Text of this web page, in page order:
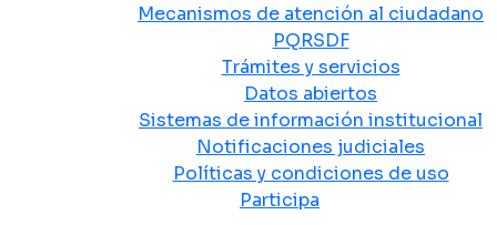
Mecanismos de atención al ciudadano
PQRSDF
Trámites y servicios
Datos abiertos
Sistemas de información institucional
Notificaciones judiciales
Políticas y condiciones de uso
Participa